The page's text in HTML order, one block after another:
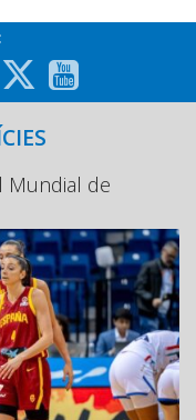
Mundial de